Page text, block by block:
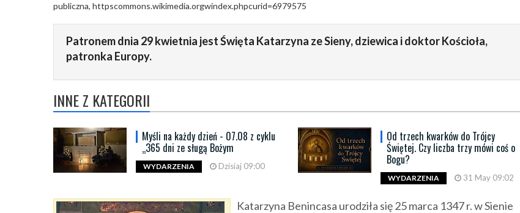
publiczna, httpscommons.wikimedia.orgwindex.phpcurid=6979575
Patronem dnia 29 kwietnia jest Święta Katarzyna ze Sieny, dziewica i doktor Kościoła,
patronka Europy.
INNE Z KATEGORII
Myśli na każdy dzień - 07.08 z cyklu
„365 dni ze sługą Bożym
WYDARZENIA Dzisiaj 09:00
Od trzech kwarków do Trójcy
Świętej. Czy liczba trzy mówi coś o
Bogu?
WYDARZENIA 31 May 09:02
Katarzyna Benincasa urodziła się 25 marca 1347 r. w Sienie